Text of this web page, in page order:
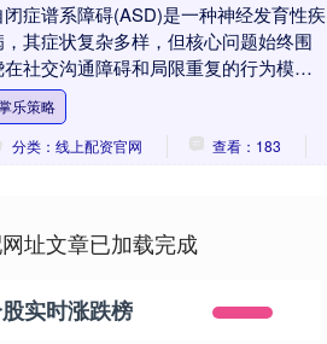
闭症谱系障碍(ASD)是一种神经发育性疾
，其症状复杂多样，但核心问题始终围
在社交沟通障碍和局限重复的行为模式
方面。 郑州绿城儿童医院注重多学科
作(M....
乐策略
分类：线上配资官网
查看：183
址文章已加载完成
实时涨跌榜